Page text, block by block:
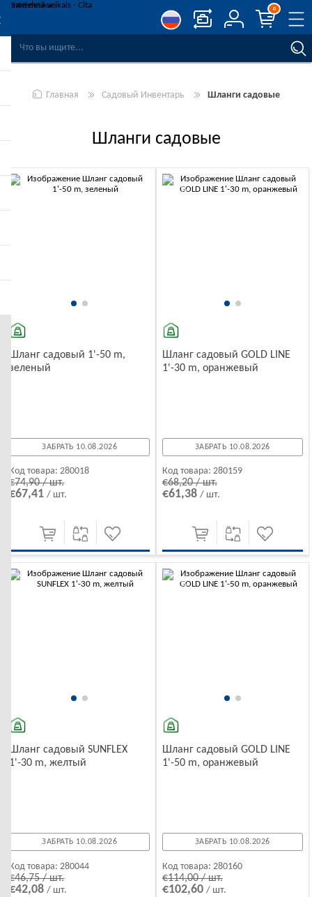
0
Главная Садовый Инвентарь Шланги садовые
Шланги садовые
Шланг садовый 1'-50 m,
зеленый
ЗАБРАТЬ 10.08.2026
Код товара: 280018
€74,90 / шт.
€67,41/ шт.
-10%
Шланг садовый GOLD LINE
1'-30 m, оранжевый
ЗАБРАТЬ 10.08.2026
Код товара: 280159
€68,20 / шт.
€61,38 / шт.
Шланг садовый SUNFLEX
1'-30 m, желтый
ЗАБРАТЬ 10.08.2026
Код товара: 280044
€46,75 / шт.
€42,08/ шт.
-10%
Шланг садовый GOLD LINE
1'-50 m, оранжевый
ЗАБРАТЬ 10.08.2026
Код товара: 280160
€114,00 / шт.
€102,60 / шт.